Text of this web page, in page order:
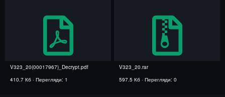
V323_20(00017967)_Decrypt.pdf
410.7 Кб · Перегляди: 1
V323_20.rar
597.5 Кб · Перегляди: 0